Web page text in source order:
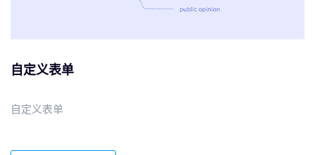
自定义表单
自定义表单